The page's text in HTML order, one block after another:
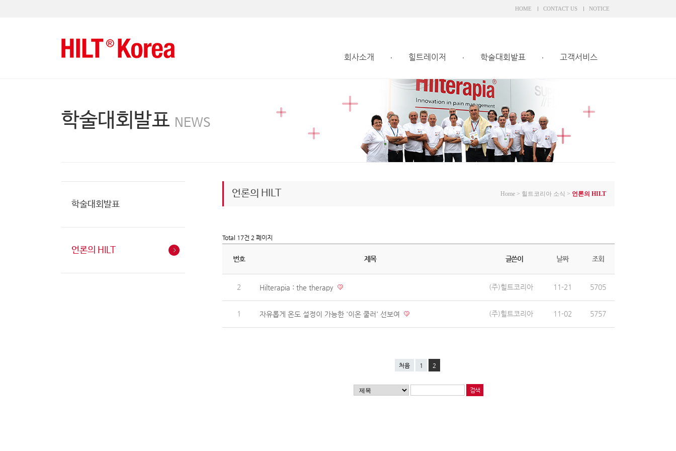
HOME CONTACT US NOTICE
회사소개 힐트레이저 학술대회발표 고객서비스
학술대회발표 NEWS
학술대회발표
언론의 HILT
언론의 HILT Home > 힐트코리아 소식 > 언론의 HILT
Total 17건 2 페이지
번호 제목 글쓴이 날짜 조회
2 Hilterapia : the therapy (주)힐트코리아 11-21 5705
1 자유롭게 온도 설정이 가능한 '이온 쿨러' 선보여 (주)힐트코리아 11-02 5757
처음 1 2